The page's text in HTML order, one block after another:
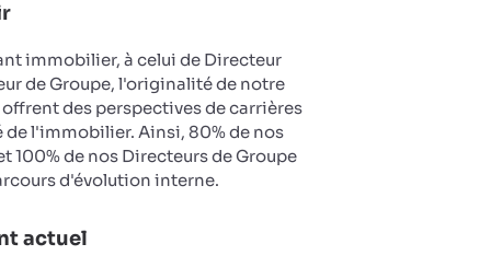
immobilier, à celui de Directeur
de Groupe, l'originalité de notre
des perspectives de carrières
de l'immobilier. Ainsi, 80% de nos
100% de nos Directeurs de Groupe
d'évolution interne.
actuel